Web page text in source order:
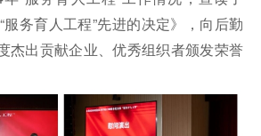
服务育人工程”先进的决定》，向后勤
杰出贡献企业、优秀组织者颁发荣誉